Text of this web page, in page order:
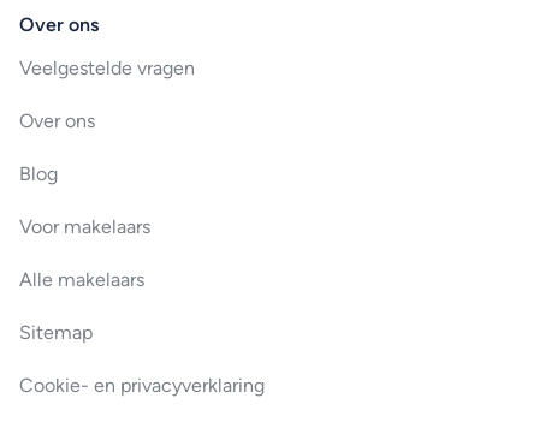
Over ons
Veelgestelde vragen
Over ons
Blog
Voor makelaars
Alle makelaars
Sitemap
Cookie- en privacyverklaring